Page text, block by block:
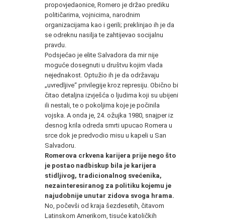
propovjedaonice, Romero je držao prediku
političarima, vojnicima, narodnim
organizacijama kao i gerili; preklinjao ih je da
se odreknu nasilja te zahtijevao socijalnu
pravdu.
Podsjećao je elite Salvadora da mir nije
moguće dosegnuti u društvu kojim vlada
nejednakost. Optužio ih je da održavaju
„uvredljive“ privilegije kroz represiju. Obično bi
čitao detaljna izvješća o ljudima koji su ubijeni
ili nestali, te o pokoljima koje je počinila
vojska. A onda je, 24. ožujka 1980, snajper iz
desnog krila odreda smrti upucao Romera u
srce dok je predvodio misu u kapeli u San
Salvadoru.
Romerova crkvena karijera prije nego što
je postao nadbiskup bila je karijera
stidljivog, tradicionalnog svećenika,
nezainteresiranog za politiku kojemu je
najudobnije unutar zidova svoga hrama.
No, počevši od kraja šezdesetih, čitavom
Latinskom Amerikom, tisuće katoličkih